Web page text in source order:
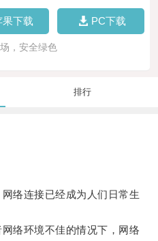
果下载 PC下载
，安全绿色
排行
连接已经成为人们日常生
环境不佳的情况下，网络